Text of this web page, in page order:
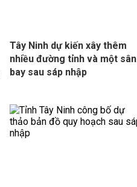
Tây Ninh dự kiến xây thêm
nhiều đường tỉnh và một sân
bay sau sáp nhập